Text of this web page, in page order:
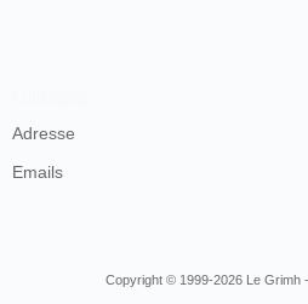
Adresse
Emails
Copyright © 1999-2026 Le Grimh